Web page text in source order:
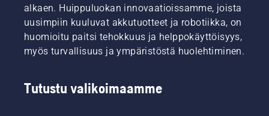
alkaen. Huippuluokan innovaatioissamme, joista
uusimpiin kuuluvat akkutuotteet ja robotiikka, on
huomioitu paitsi tehokkuus ja helppokäyttöisyys,
myös turvallisuus ja ympäristöstä huolehtiminen.
Tutustu valikoimaamme